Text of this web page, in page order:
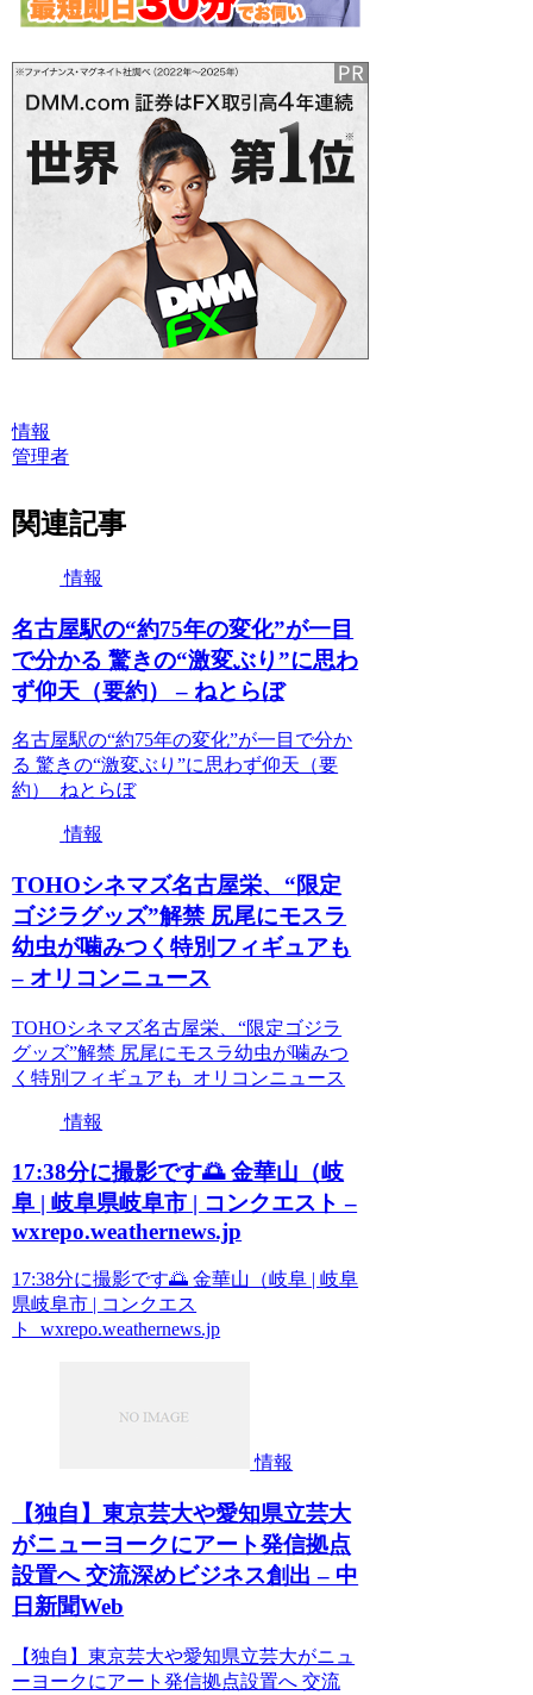
情報
管理者
関連記事
情報
名古屋駅の“約75年の変化”が一目
で分かる 驚きの“激変ぶり”に思わ
ず仰天（要約） – ねとらぼ
名古屋駅の“約75年の変化”が一目で分か
る 驚きの“激変ぶり”に思わず仰天（要
約） ねとらぼ
情報
TOHOシネマズ名古屋栄、“限定
ゴジラグッズ”解禁 尻尾にモスラ
幼虫が噛みつく特別フィギュアも
– オリコンニュース
TOHOシネマズ名古屋栄、“限定ゴジラ
グッズ”解禁 尻尾にモスラ幼虫が噛みつ
く特別フィギュアも オリコンニュース
情報
17:38分に撮影です🌅 金華山（岐
阜 | 岐阜県岐阜市 | コンクエスト –
wxrepo.weathernews.jp
17:38分に撮影です🌅 金華山（岐阜 | 岐阜
県岐阜市 | コンクエス
ト wxrepo.weathernews.jp
情報
【独自】東京芸大や愛知県立芸大
がニューヨークにアート発信拠点
設置へ 交流深めビジネス創出 – 中
日新聞Web
【独自】東京芸大や愛知県立芸大がニュ
ーヨークにアート発信拠点設置へ 交流